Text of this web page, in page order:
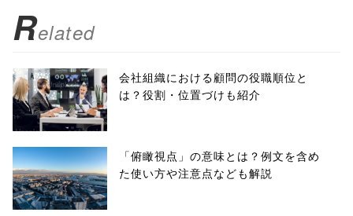
Related
会社組織における顧問の役職順位と
は？役割・位置づけも紹介
「俯瞰視点」の意味とは？例文を含め
た使い方や注意点なども解説